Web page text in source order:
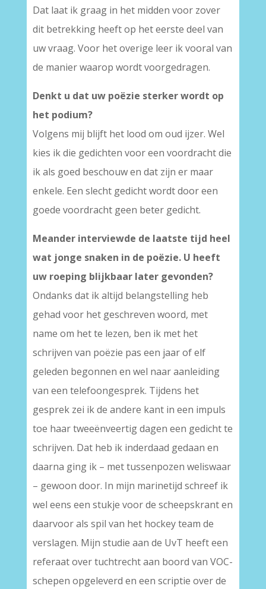
Dat laat ik graag in het midden voor zover
dit betrekking heeft op het eerste deel van
uw vraag. Voor het overige leer ik vooral van
de manier waarop wordt voorgedragen.
Denkt u dat uw poëzie sterker wordt op
het podium?
Volgens mij blijft het lood om oud ijzer. Wel
kies ik die gedichten voor een voordracht die
ik als goed beschouw en dat zijn er maar
enkele. Een slecht gedicht wordt door een
goede voordracht geen beter gedicht.
Meander interviewde de laatste tijd heel
wat jonge snaken in de poëzie. U heeft
uw roeping blijkbaar later gevonden?
Ondanks dat ik altijd belangstelling heb
gehad voor het geschreven woord, met
name om het te lezen, ben ik met het
schrijven van poëzie pas een jaar of elf
geleden begonnen en wel naar aanleiding
van een telefoongesprek. Tijdens het
gesprek zei ik de andere kant in een impuls
toe haar tweeënveertig dagen een gedicht te
schrijven. Dat heb ik inderdaad gedaan en
daarna ging ik – met tussenpozen weliswaar
– gewoon door. In mijn marinetijd schreef ik
wel eens een stukje voor de scheepskrant en
daarvoor als spil van het hockey team de
verslagen. Mijn studie aan de UvT heeft een
referaat over tuchtrecht aan boord van VOC-
schepen opgeleverd en een scriptie over de